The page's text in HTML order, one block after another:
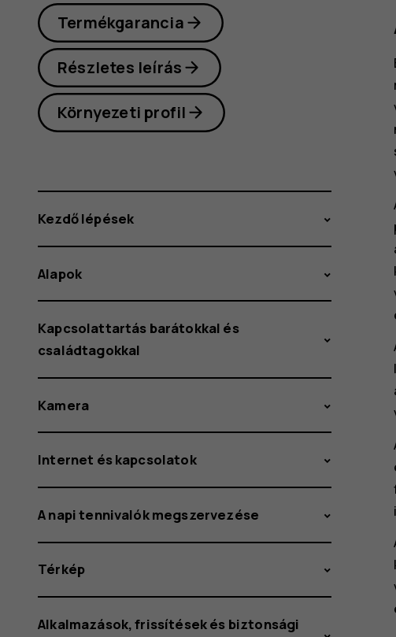
Termékgarancia
Részletes leírás
Környezeti profil
Kezdő lépések
Alapok
Kapcsolattartás barátokkal és
családtagokkal
Kamera
Internet és kapcsolatok
A napi tennivalók megszervezése
Térkép
Alkalmazások, frissítések és biztonsági